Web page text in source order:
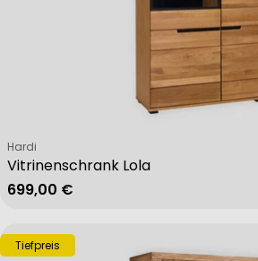
Vitrinenschrank Lola
Verkäufer:
Hardi
Regulärer Preis
699,00 €
Tiefpreis